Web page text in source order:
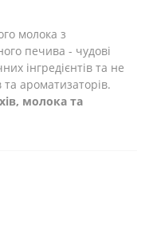
молока з
печива - чудові
інгредієнтів та не
та ароматизаторів.
молока та